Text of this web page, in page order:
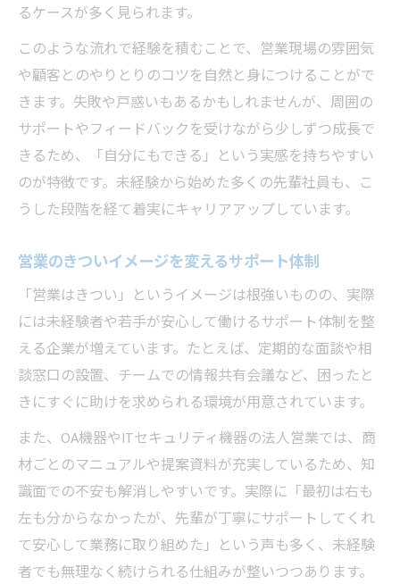
るケースが多く見られます。
このような流れで経験を積むことで、営業現場の雰囲気
や顧客とのやりとりのコツを自然と身につけることがで
きます。失敗や戸惑いもあるかもしれませんが、周囲の
サポートやフィードバックを受けながら少しずつ成長で
きるため、「自分にもできる」という実感を持ちやすい
のが特徴です。未経験から始めた多くの先輩社員も、こ
うした段階を経て着実にキャリアアップしています。
営業のきついイメージを変えるサポート体制
「営業はきつい」というイメージは根強いものの、実際
には未経験者や若手が安心して働けるサポート体制を整
える企業が増えています。たとえば、定期的な面談や相
談窓口の設置、チームでの情報共有会議など、困ったと
きにすぐに助けを求められる環境が用意されています。
また、OA機器やITセキュリティ機器の法人営業では、商
材ごとのマニュアルや提案資料が充実しているため、知
識面での不安も解消しやすいです。実際に「最初は右も
左も分からなかったが、先輩が丁寧にサポートしてくれ
て安心して業務に取り組めた」という声も多く、未経験
者でも無理なく続けられる仕組みが整いつつあります。